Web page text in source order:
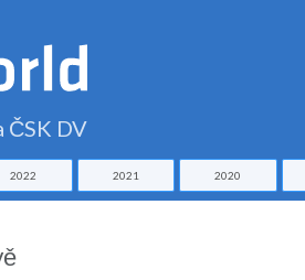
ČSK DV
2022 2021 2020